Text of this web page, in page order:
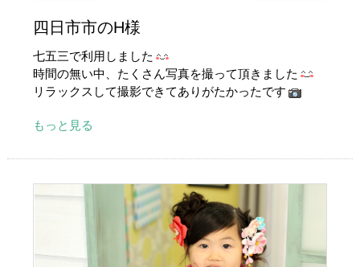
四日市市のH様
七五三で利用しました
時間の無い中、たくさん写真を撮って頂きました
リラックスして撮影できてありがたかったです
もっと見る